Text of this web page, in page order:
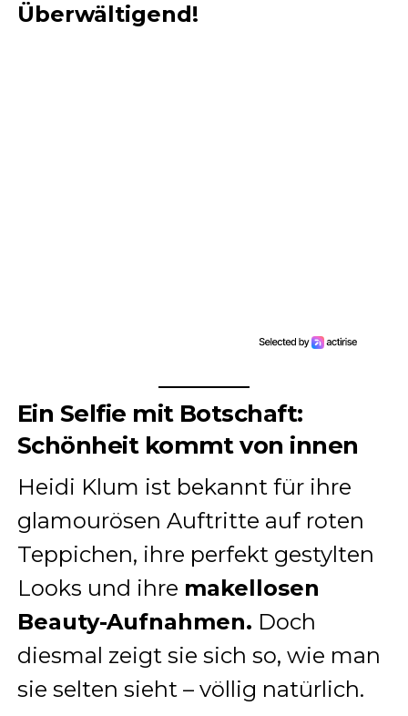
Überwältigend!
Ein Selfie mit Botschaft:
Schönheit kommt von innen
Heidi Klum ist bekannt für ihre
glamourösen Auftritte auf roten
Teppichen, ihre perfekt gestylten
Looks und ihre makellosen
Beauty-Aufnahmen. Doch
diesmal zeigt sie sich so, wie man
sie selten sieht – völlig natürlich.